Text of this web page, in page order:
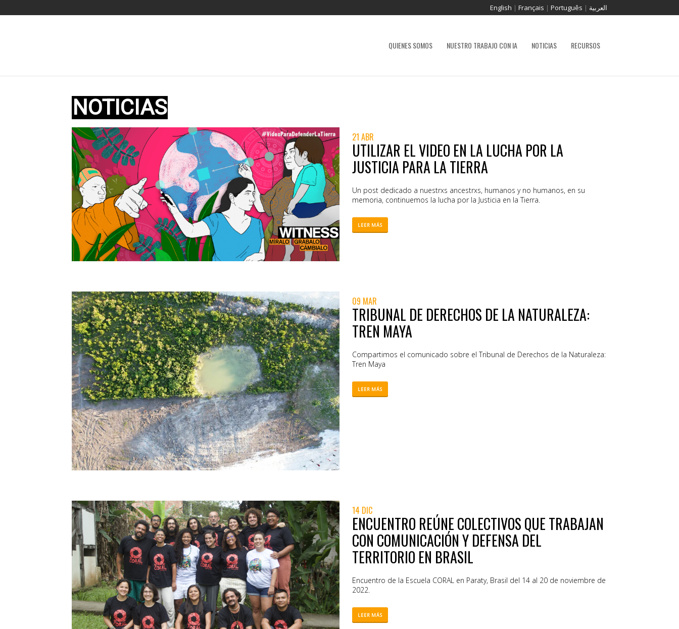
English | Français | Português | العربية
QUIENES SOMOS NUESTRO TRABAJO CON IA NOTICIAS RECURSOS
21 ABR
UTILIZAR EL VIDEO EN LA LUCHA POR LA
JUSTICIA PARA LA TIERRA
Un post dedicado a nuestrxs ancestrxs, humanos y no humanos, en su
memoria, continuemos la lucha por la Justicia en la Tierra.
LEER MÁS
09 MAR
TRIBUNAL DE DERECHOS DE LA NATURALEZA:
TREN MAYA
Compartimos el comunicado sobre el Tribunal de Derechos de la Naturaleza:
Tren Maya
LEER MÁS
14 DIC
ENCUENTRO REÚNE COLECTIVOS QUE TRABAJAN
CON COMUNICACIÓN Y DEFENSA DEL
TERRITORIO EN BRASIL
Encuentro de la Escuela CORAL en Paraty, Brasil del 14 al 20 de noviembre de
2022.
LEER MÁS